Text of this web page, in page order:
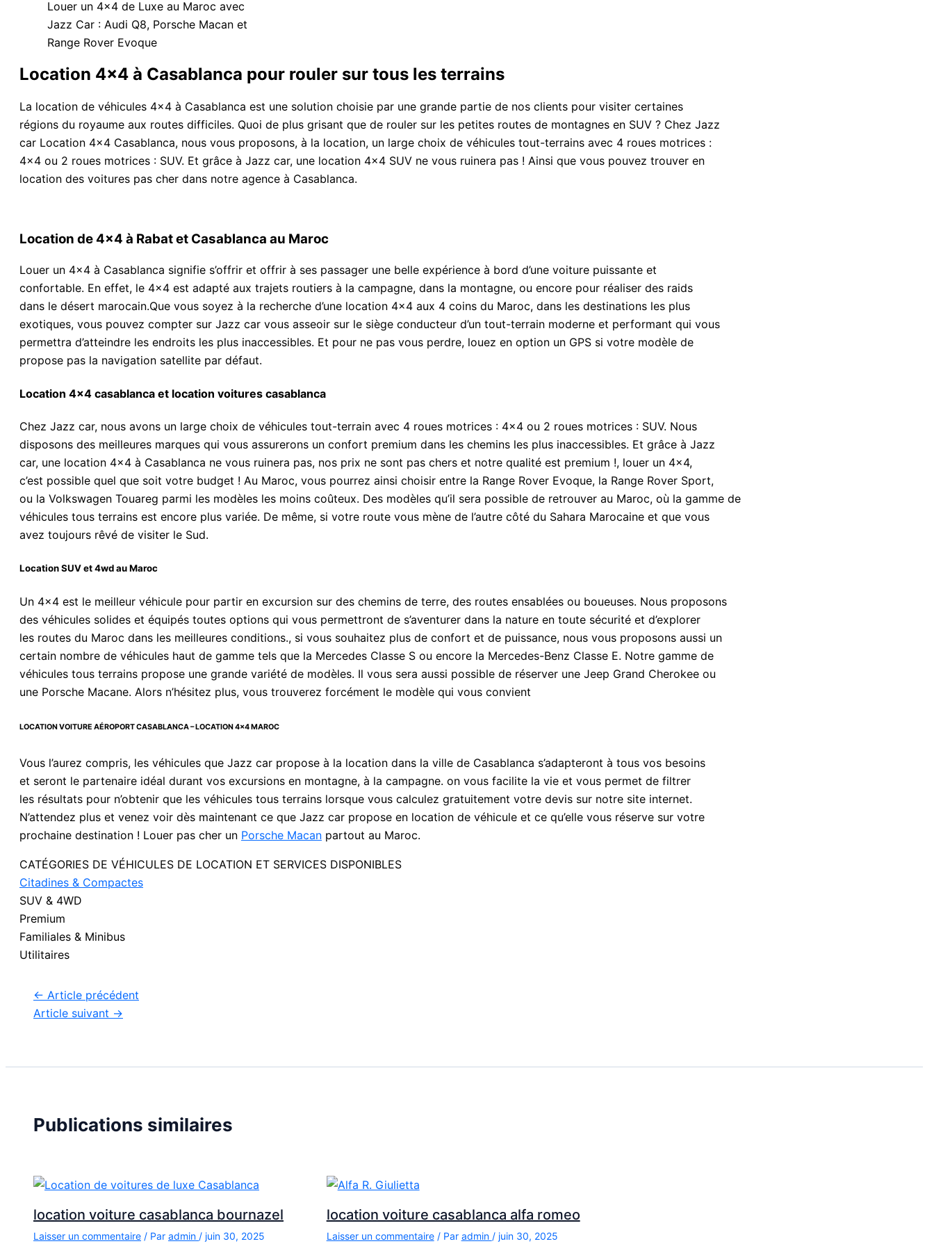
Louer un 4×4 de Luxe au Maroc avec
Jazz Car : Audi Q8, Porsche Macan et
Range Rover Evoque
Location 4×4 à Casablanca pour rouler sur tous les terrains
La location de véhicules 4×4 à Casablanca est une solution choisie par une grande partie de nos clients pour visiter certaines
régions du royaume aux routes difficiles. Quoi de plus grisant que de rouler sur les petites routes de montagnes en SUV ? Chez Jazz
car Location 4×4 Casablanca, nous vous proposons, à la location, un large choix de véhicules tout-terrains avec 4 roues motrices :
4×4 ou 2 roues motrices : SUV. Et grâce à Jazz car, une location 4×4 SUV ne vous ruinera pas ! Ainsi que vous pouvez trouver en
location des voitures pas cher dans notre agence à Casablanca.
Location de 4×4 à Rabat et Casablanca au Maroc
Louer un 4×4 à Casablanca signifie s’offrir et offrir à ses passager une belle expérience à bord d’une voiture puissante et
confortable. En effet, le 4×4 est adapté aux trajets routiers à la campagne, dans la montagne, ou encore pour réaliser des raids
dans le désert marocain.Que vous soyez à la recherche d’une location 4×4 aux 4 coins du Maroc, dans les destinations les plus
exotiques, vous pouvez compter sur Jazz car vous asseoir sur le siège conducteur d’un tout-terrain moderne et performant qui vous
permettra d’atteindre les endroits les plus inaccessibles. Et pour ne pas vous perdre, louez en option un GPS si votre modèle de
propose pas la navigation satellite par défaut.
Location 4×4 casablanca et location voitures casablanca
Chez Jazz car, nous avons un large choix de véhicules tout-terrain avec 4 roues motrices : 4×4 ou 2 roues motrices : SUV. Nous
disposons des meilleures marques qui vous assurerons un confort premium dans les chemins les plus inaccessibles. Et grâce à Jazz
car, une location 4×4 à Casablanca ne vous ruinera pas, nos prix ne sont pas chers et notre qualité est premium !, louer un 4×4,
c’est possible quel que soit votre budget ! Au Maroc, vous pourrez ainsi choisir entre la Range Rover Evoque, la Range Rover Sport,
ou la Volkswagen Touareg parmi les modèles les moins coûteux. Des modèles qu’il sera possible de retrouver au Maroc, où la gamme de
véhicules tous terrains est encore plus variée. De même, si votre route vous mène de l’autre côté du Sahara Marocaine et que vous
avez toujours rêvé de visiter le Sud.
Location SUV et 4wd au Maroc
Un 4×4 est le meilleur véhicule pour partir en excursion sur des chemins de terre, des routes ensablées ou boueuses. Nous proposons
des véhicules solides et équipés toutes options qui vous permettront de s’aventurer dans la nature en toute sécurité et d’explorer
les routes du Maroc dans les meilleures conditions., si vous souhaitez plus de confort et de puissance, nous vous proposons aussi un
certain nombre de véhicules haut de gamme tels que la Mercedes Classe S ou encore la Mercedes-Benz Classe E. Notre gamme de
véhicules tous terrains propose une grande variété de modèles. Il vous sera aussi possible de réserver une Jeep Grand Cherokee ou
une Porsche Macane. Alors n’hésitez plus, vous trouverez forcément le modèle qui vous convient
LOCATION VOITURE AÉROPORT CASABLANCA – LOCATION 4×4 MAROC
Vous l’aurez compris, les véhicules que Jazz car propose à la location dans la ville de Casablanca s’adapteront à tous vos besoins
et seront le partenaire idéal durant vos excursions en montagne, à la campagne. on vous facilite la vie et vous permet de filtrer
les résultats pour n’obtenir que les véhicules tous terrains lorsque vous calculez gratuitement votre devis sur notre site internet.
N’attendez plus et venez voir dès maintenant ce que Jazz car propose en location de véhicule et ce qu’elle vous réserve sur votre
prochaine destination ! Louer pas cher un Porsche Macan partout au Maroc.
CATÉGORIES DE VÉHICULES DE LOCATION ET SERVICES DISPONIBLES
Citadines & Compactes
SUV & 4WD
Premium
Familiales & Minibus
Utilitaires
← Article précédent
Article suivant →
Publications similaires
location voiture casablanca bournazel
Laisser un commentaire / Par admin / juin 30, 2025
location voiture casablanca alfa romeo
Laisser un commentaire / Par admin / juin 30, 2025